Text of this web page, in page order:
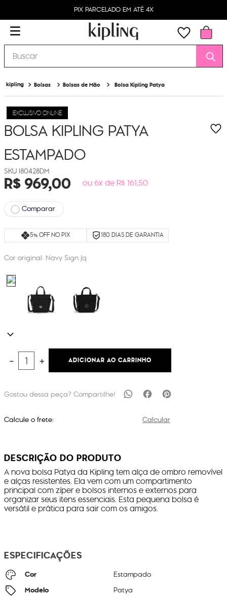
PIX PARCELADO EM ATÉ 4X
Buscar
Bolsas Bolsas de Mão Bolsa Kipling Patya
EXCLUSIVO ONLINE
BOLSA KIPLING PATYA
ESTAMPADO
I80428DM
R$969,00 ou 6x de R$ 161,50
Comparar
5% OFF NO PIX 180 DIAS DE GARANTIA
Cor original: Navy Sign Jq
＋
－ ADICIONAR AO CARRINHO
Calcule o frete: Calcular
DESCRIÇÃO DO PRODUTO
A nova bolsa Patya da Kipling tem alça de ombro removível
e alças resistentes. Ela vem com um compartimento
principal com zíper e bolsos internos e externos para
organizar seus itens essenciais. Esta pequena bolsa é
versátil e prática para sair com os amigos.
ESPECIFICAÇÕES
Cor Estampado
Modelo Patya